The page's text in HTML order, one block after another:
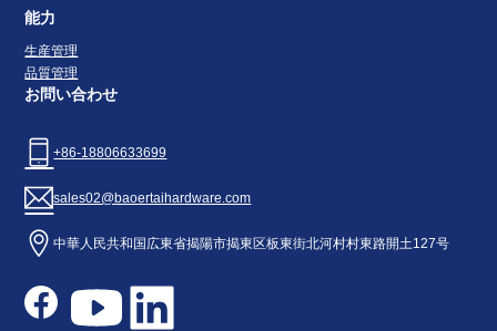
能力
生産管理
品質管理
お問い合わせ
+86-18806633699
sales02@baoertaihardware.com
中華人民共和国広東省揭陽市揭東区板東街北河村村東路開土127号